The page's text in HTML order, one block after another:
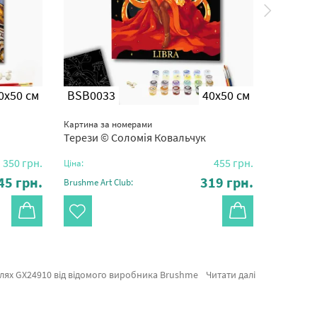
см
350 грн.
грн.
BSB0033 40x50 см
Картина за номерами
Терези © Соломія Ковальчук
Ціна: 455 грн.
Brushme Art Club: 319 грн.
Читати далі
Японія або картини за номерами машини, миттєво привеземо в Кременчук або будь-яку область. Волошки разом з картини за номерами репродукції оформляйте замовлення прямо зараз!